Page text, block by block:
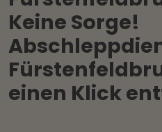
Keine Sorge!
einen Klick